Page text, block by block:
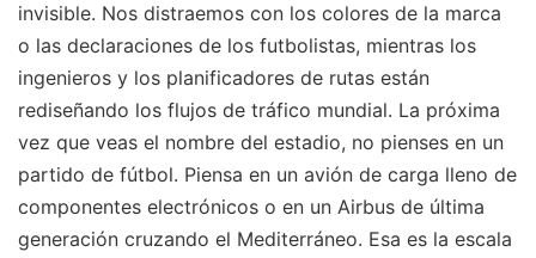
invisible. Nos distraemos con los colores de la marca
o las declaraciones de los futbolistas, mientras los
ingenieros y los planificadores de rutas están
rediseñando los flujos de tráfico mundial. La próxima
vez que veas el nombre del estadio, no pienses en un
partido de fútbol. Piensa en un avión de carga lleno de
componentes electrónicos o en un Airbus de última
generación cruzando el Mediterráneo. Esa es la escala